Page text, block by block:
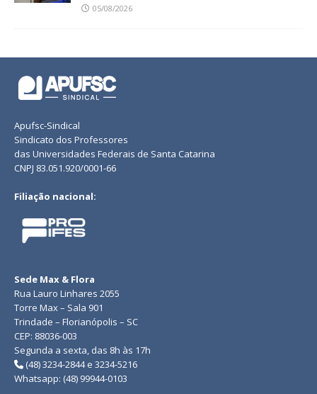
05/08/2026
Apufsc-Sindical
Sindicato dos Professores
das Universidades Federais de Santa Catarina
CNPJ 83.051.920/0001-66
Filiação nacional:
Sede Max & Flora
Rua Lauro Linhares 2055
Torre Max – Sala 901
Trindade – Florianópolis – SC
CEP: 88036-003
Segunda a sexta, das 8h às 17h
(48) 3234-2844 e 3234-5216
Whatsapp: (48) 99944-0103